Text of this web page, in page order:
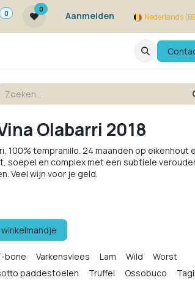
0
0
Aanmelden Nederlands
Evenementen
Olabarri 2018
100% tempranillo. 24 maanden op eikenhout
soepel en complex met een subtiele
Veel wijn voor je geld.
winkelmandje
bone Varkensvlees Lam Wild
Worst
paddestoelen Truffel Ossobuco